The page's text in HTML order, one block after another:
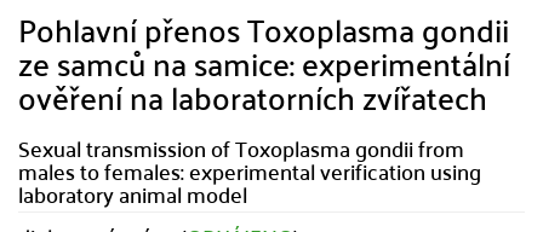
Pohlavní přenos Toxoplasma gondii
ze samců na samice: experimentální
ověření na laboratorních zvířatech
Sexual transmission of Toxoplasma gondii from
males to females: experimental verification using
laboratory animal model